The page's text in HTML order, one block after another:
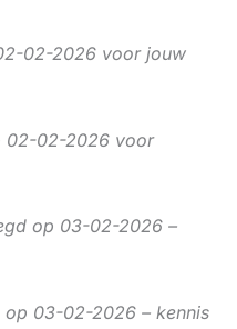
02-2026 voor jouw
02-02-2026 voor
op 03-02-2026 –
03-02-2026 – kennis